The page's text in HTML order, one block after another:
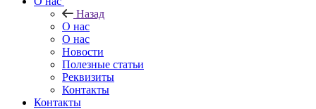
Назад
О нас
О нас
Новости
Полезные статьи
Реквизиты
Контакты
Контакты